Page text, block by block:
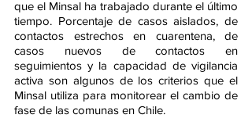
que el Minsal ha trabajado durante el último
tiempo. Porcentaje de casos aislados, de
contactos estrechos en cuarentena, de
casos nuevos de contactos en
seguimientos y la capacidad de vigilancia
activa son algunos de los criterios que el
Minsal utiliza para monitorear el cambio de
fase de las comunas en Chile.